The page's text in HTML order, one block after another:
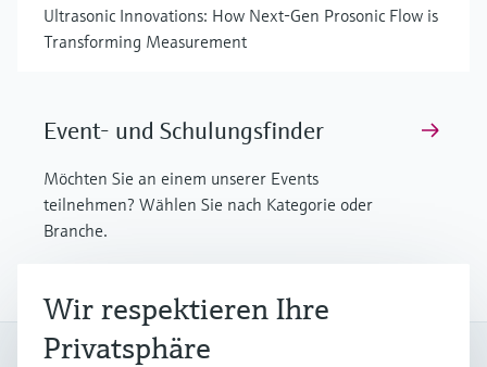
Ultrasonic Innovations: How Next-Gen Prosonic Flow is
Transforming Measurement
Event- und Schulungsfinder
Möchten Sie an einem unserer Events
teilnehmen? Wählen Sie nach Kategorie oder
Branche.
Mein Endress+Hauser
Wir respektieren Ihre
Privatsphäre